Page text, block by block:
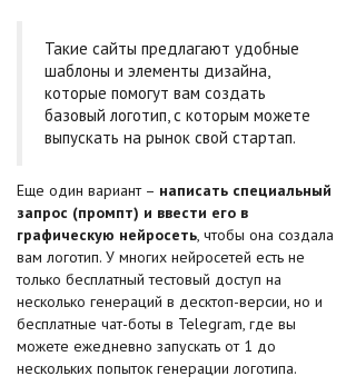
Такие сайты предлагают удобные
шаблоны и элементы дизайна,
которые помогут вам создать
базовый логотип, с которым можете
выпускать на рынок свой стартап.
Еще один вариант – написать специальный
запрос (промпт) и ввести его в
графическую нейросеть, чтобы она создала
вам логотип. У многих нейросетей есть не
только бесплатный тестовый доступ на
несколько генераций в десктоп-версии, но и
бесплатные чат-боты в Telegram, где вы
можете ежедневно запускать от 1 до
нескольких попыток генерации логотипа.